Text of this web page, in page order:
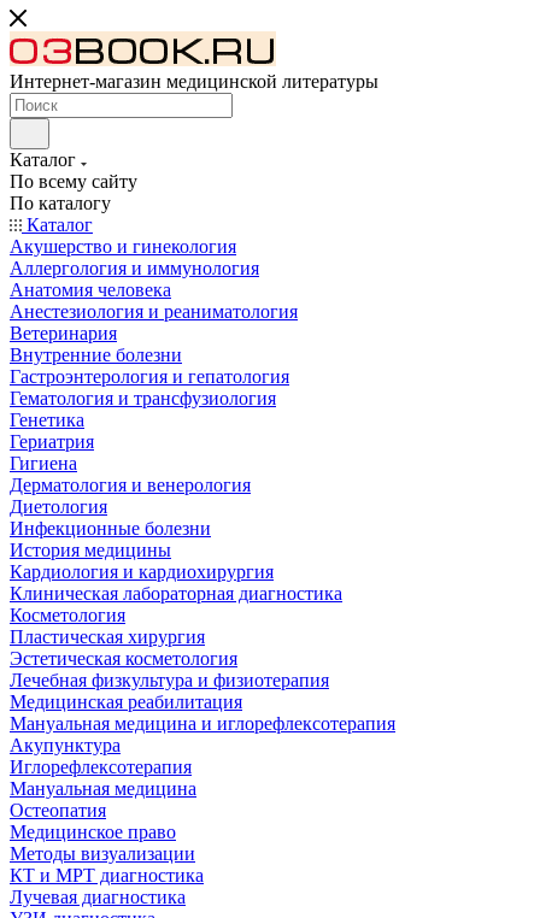
Интернет-магазин медицинской литературы
Каталог
По всему сайту
По каталогу
Каталог
Акушерство и гинекология
Аллергология и иммунология
Анатомия человека
Анестезиология и реаниматология
Ветеринария
Внутренние болезни
Гастроэнтерология и гепатология
Гематология и трансфузиология
Генетика
Гериатрия
Гигиена
Дерматология и венерология
Диетология
Инфекционные болезни
История медицины
Кардиология и кардиохирургия
Клиническая лабораторная диагностика
Косметология
Пластическая хирургия
Эстетическая косметология
Лечебная физкультура и физиотерапия
Медицинская реабилитация
Мануальная медицина и иглорефлексотерапия
Акупунктура
Иглорефлексотерапия
Мануальная медицина
Остеопатия
Медицинское право
Методы визуализации
КТ и МРТ диагностика
Лучевая диагностика